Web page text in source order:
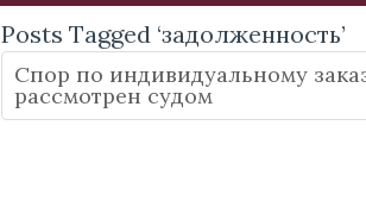
Posts Tagged ‘задолженность’
Спор по индивидуальному
рассмотрен судом